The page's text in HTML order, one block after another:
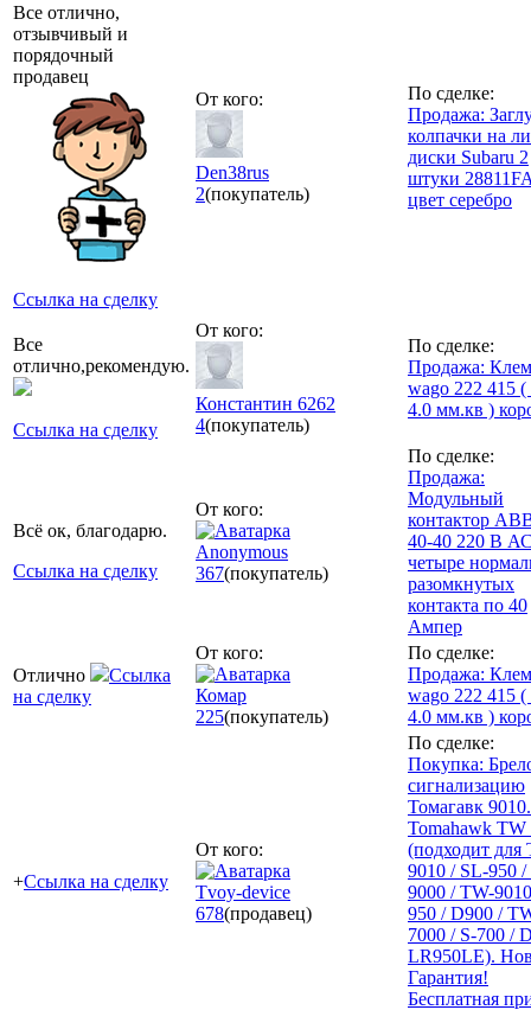
Все отлично,
отзывчивый и
порядочный
продавец
Ссылка на сделку
От кого:
Den38rus
2(покупатель)
По сделке:
Продажа:
колпачки на
диски Subaru 2
штуки
цвет серебро
Все
отлично,рекомендую.
Ссылка на сделку
От кого:
Константин 6262
4(покупатель)
По сделке:
Продажа:
wago 222 415 (
4.0 мм.кв )
Всё ок, благодарю.
Ссылка на сделку
От кого:
Anonymous
367(покупатель)
По сделке:
Продажа:
Модульный
контактор
40-40 220 В
четыре
разомкнутых
контакта по 40
Ампер
Отлично
Ссылка
на сделку
От кого:
Комар
225(покупатель)
По сделке:
Продажа:
wago 222 415 (
4.0 мм.кв )
+Ссылка на сделку
От кого:
Tvoy-device
678(продавец)
По сделке:
Покупка:
сигнализацию
Томагавк 9010.
Tomahawk TW
(подходит для
9010 / SL-950
9000 / TW-
950 / D900 /
7000 / S-700 /
LR950LE).
Гарантия!
Бесплатная